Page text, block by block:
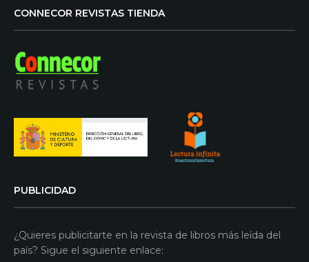
CONNECOR REVISTAS TIENDA
PUBLICIDAD
¿Quieres publicitarte en la revista de libros más leída del
país? Sigue el siguiente enlace: